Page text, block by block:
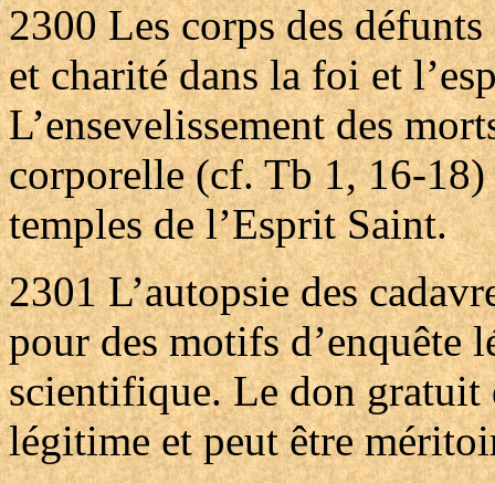
2300 Les corps des
et charité dans la foi et
L’ensevelissement des
corporelle (cf. Tb 1, 16-
temples de l’Esprit Saint.
2301 L’autopsie des
pour des motifs d’enquête
scientifique. Le don gratuit
légitime et peut être